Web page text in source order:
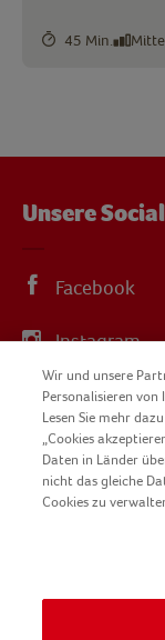
45 Min.
Unsere
Facebook
Instagram
YouTube
Wir und unsere
Personalisieren
Lesen Sie mehr
„Cookies
Daten in Länder
nicht das gleiche
Cookies zu